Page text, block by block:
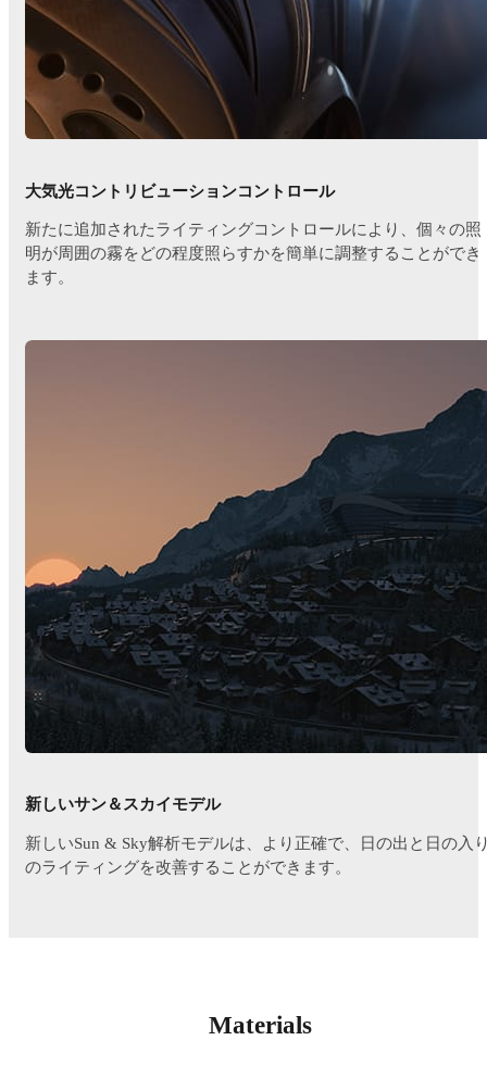
大気光コントリビューションコントロール
新たに追加されたライティングコントロールにより、個々の照
明が周囲の霧をどの程度照らすかを簡単に調整することができ
ます。
新しいサン＆スカイモデル
新しいSun & Sky解析モデルは、より正確で、日の出と日の入
のライティングを改善することができます。
Materials